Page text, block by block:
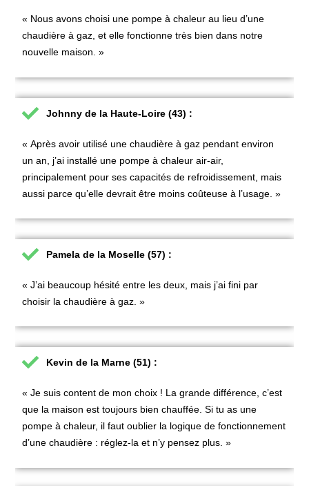
« Nous avons choisi une pompe à chaleur au lieu d’une
chaudière à gaz, et elle fonctionne très bien dans notre
nouvelle maison. »
Johnny de la Haute-Loire (43) :
« Après avoir utilisé une chaudière à gaz pendant environ
un an, j’ai installé une pompe à chaleur air-air,
principalement pour ses capacités de refroidissement, mais
aussi parce qu’elle devrait être moins coûteuse à l’usage. »
Pamela de la Moselle (57) :
« J’ai beaucoup hésité entre les deux, mais j’ai fini par
choisir la chaudière à gaz. »
Kevin de la Marne (51) :
« Je suis content de mon choix ! La grande différence, c’est
que la maison est toujours bien chauffée. Si tu as une
pompe à chaleur, il faut oublier la logique de fonctionnement
d’une chaudière : réglez-la et n’y pensez plus. »